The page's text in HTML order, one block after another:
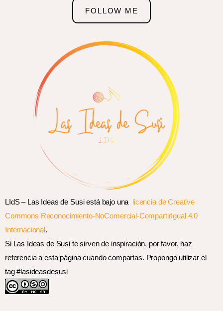
FOLLOW ME
LIdS – Las Ideas de Susi está bajo una licencia de Creative
Commons Reconocimiento-NoComercial-CompartirIgual 4.0
Internacional.
Si Las Ideas de Susi te sirven de inspiración, por favor, haz
referencia a esta página cuando compartas. Propongo utilizar el
tag #lasideasdesusi